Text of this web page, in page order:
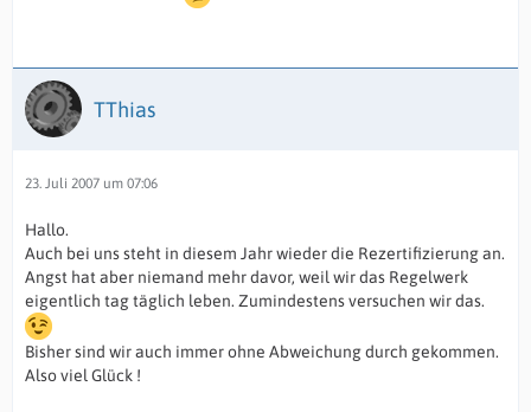
TThias
23. Juli 2007 um 07:06
Hallo.
Auch bei uns steht in diesem Jahr wieder die Rezertifizierung an.
Angst hat aber niemand mehr davor, weil wir das Regelwerk
eigentlich tag täglich leben. Zumindestens versuchen wir das.
Bisher sind wir auch immer ohne Abweichung durch gekommen.
Also viel Glück !